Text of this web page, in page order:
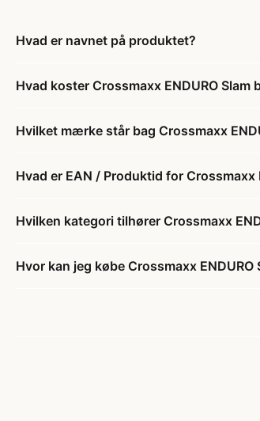
Hvad er navnet på produktet?
Hvad koster Crossmaxx ENDURO Slam
Hvilket mærke står bag Crossmaxx
Hvad er EAN / Produktid for Crossmaxx
Hvilken kategori tilhører Crossmaxx
Hvor kan jeg købe Crossmaxx ENDURO